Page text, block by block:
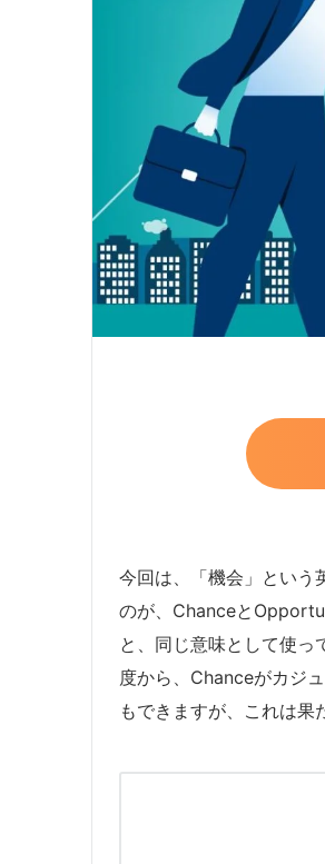
今回は、「機会」という
のが、Chanceと
と、同じ意味として使っ
度から、Chanceがカジ
もできますが、これは果